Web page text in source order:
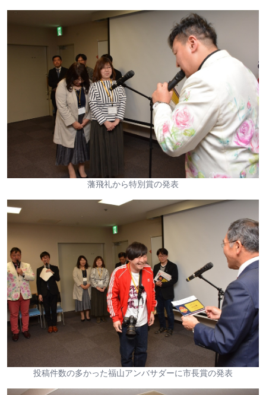
藩飛礼から特別賞の発表
投稿件数の多かった福山アンバサダーに市長賞の発表